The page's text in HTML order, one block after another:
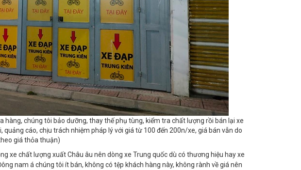
hàng, chúng tôi bảo dưỡng, thay thế phụ tùng, kiểm tra chất lượng rồi bán lại xe
quảng cáo, chịu trách nhiệm pháp lý với giá từ 100 đến 200n/xe, giá bán vẫn do
giá thỏa thuận)
xe chất lượng xuất Châu âu nên dòng xe Trung quốc dù có thương hiệu hay xe
nam á chúng tôi ít bán, không có tệp khách hàng này, không rành về giá nên